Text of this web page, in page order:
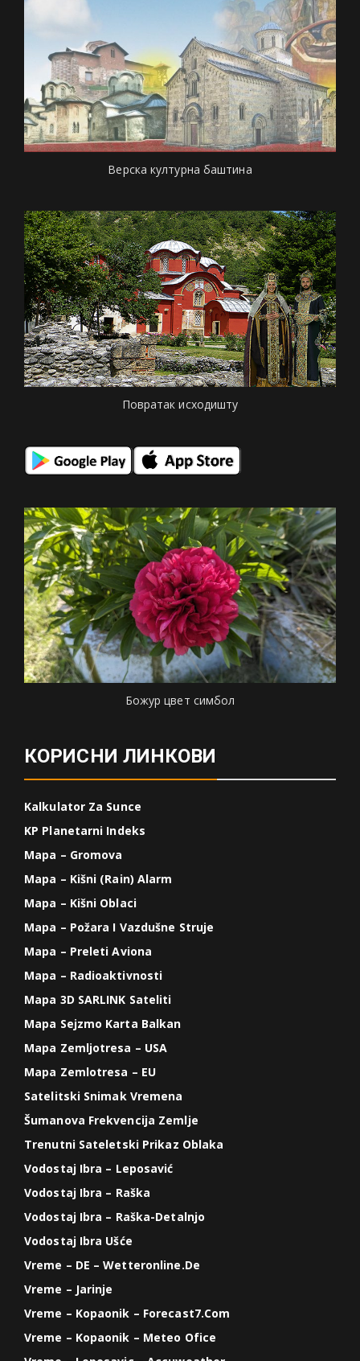
Верска културна баштина
Повратак исходишту
Божур цвет симбол
КОРИСНИ ЛИНКОВИ
Kalkulator Za Sunce
KP Planetarni Indeks
Mapa – Gromova
Mapa – Kišni (Rain) Alarm
Mapa – Kišni Oblaci
Mapa – Požara I Vazdušne Struje
Mapa – Preleti Aviona
Mapa – Radioaktivnosti
Mapa 3D SARLINK Sateliti
Mapa Sejzmo Karta Balkan
Mapa Zemljotresa – USA
Mapa Zemlotresa – EU
Satelitski Snimak Vremena
Šumanova Frekvencija Zemlje
Trenutni Sateletski Prikaz Oblaka
Vodostaj Ibra – Leposavić
Vodostaj Ibra – Raška
Vodostaj Ibra – Raška-Detalnjo
Vodostaj Ibra Ušće
Vreme – DE – Wetteronline.de
Vreme – Jarinje
Vreme – Kopaonik – Forecast7.com
Vreme – Kopaonik – Meteo Ofice